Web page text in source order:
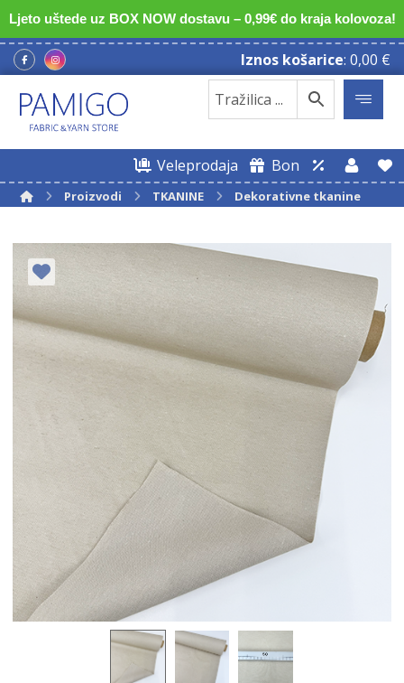
Ljeto uštede uz BOX NOW dostavu – 0,99€ do kraja kolovoza!
Iznos košarice: 0,00 €
Veleprodaja Bon
Proizvodi TKANINE Dekorativne tkanine